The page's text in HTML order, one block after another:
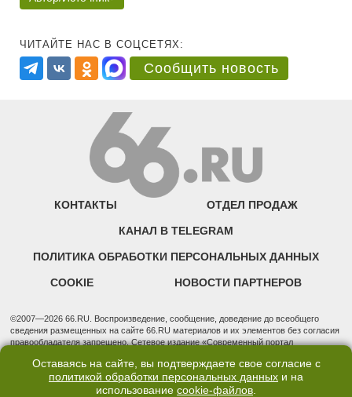
ЧИТАЙТЕ НАС В СОЦСЕТЯХ:
Сообщить новость
КОНТАКТЫ ОТДЕЛ ПРОДАЖ
КАНАЛ В TELEGRAM
ПОЛИТИКА ОБРАБОТКИ ПЕРСОНАЛЬНЫХ ДАННЫХ
COOKIE НОВОСТИ ПАРТНЕРОВ
©2007—2026 66.RU. Воспроизведение, сообщение, доведение до всеобщего
сведения размещенных на сайте 66.RU материалов и их элементов без согласия
правообладателя запрещено. Сетевое издание «Современный портал
надзору в сфере связи, информационных технологий и массовых коммуникаций
(Роскомнадзор). Регистрационный номер ЭЛ № ФС 77 - 76634 от 02.09.2019
Учредитель: Общество с ограниченной ответственностью "66.ру". Юридический
Оставаясь на сайте, вы подтверждаете свое согласие с
политикой обработки персональных данных и на
использование cookie-файлов.